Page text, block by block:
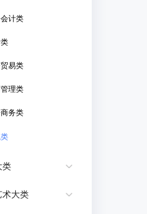
计类
易类
理类
务类
类
术大类